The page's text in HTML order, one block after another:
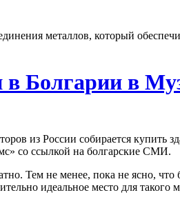
металлов, который
в Болгарии в
из России собирается
со ссылкой на болгарские СМИ.
Тем не менее, пока не ясно,
идеальное место для такого